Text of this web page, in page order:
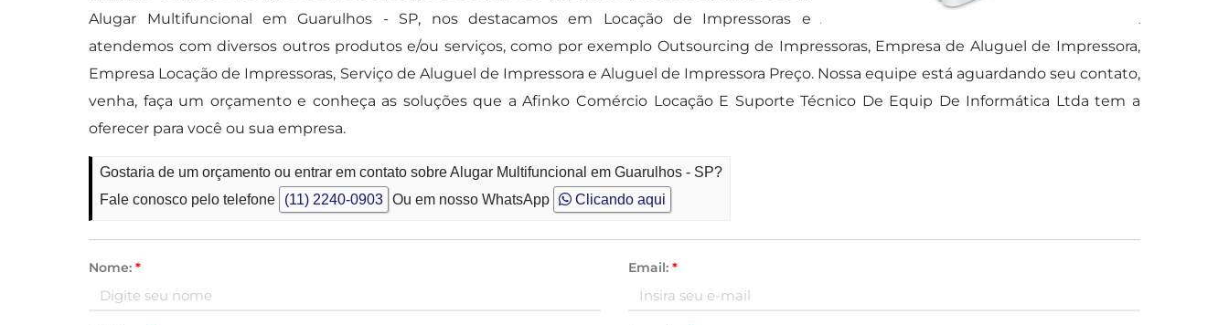
Alugar Multifuncional em Guarulhos - SP, nos destacamos em Locação de Impressoras e
atendemos com diversos outros produtos e/ou serviços, como por exemplo Outsourcing de Impressoras, Empresa de Aluguel de Impressora,
Empresa Locação de Impressoras, Serviço de Aluguel de Impressora e Aluguel de Impressora Preço. Nossa equipe está aguardando seu contato,
venha, faça um orçamento e conheça as soluções que a Afinko Comércio Locação E Suporte Técnico De Equip De Informática Ltda tem a
oferecer para você ou sua empresa.
Gostaria de um orçamento ou entrar em contato sobre Alugar Multifuncional em Guarulhos - SP?
Fale conosco pelo telefone
(11) 2240-0903 Ou em nosso WhatsApp Clicando aqui
Nome:* Email: *